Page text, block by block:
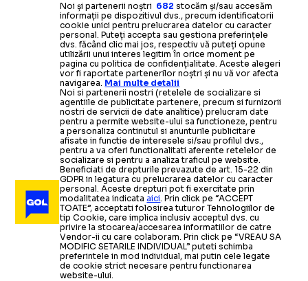
Noi și partenerii noștri 682 stocăm și/sau accesăm
informații pe dispozitivul dvs., precum identificatorii
cookie unici pentru prelucrarea datelor cu caracter
personal. Puteți accepta sau gestiona preferințele
dvs. făcând clic mai jos, respectiv vă puteți opune
utilizării unui interes legitim în orice moment pe
pagina cu politica de confidențialitate. Aceste alegeri
vor fi raportate partenerilor noștri și nu vă vor afecta
navigarea. Mai multe detalii
Noi si partenerii nostri (retelele de socializare si
agentiile de publicitate partenere, precum si furnizorii
nostri de servicii de date analitice) prelucram date
pentru a permite website-ului sa functioneze, pentru
a personaliza continutul si anunturile publicitare
afisate in functie de interesele si/sau profilul dvs.,
pentru a va oferi functionalitati aferente retelelor de
socializare si pentru a analiza traficul pe website.
Beneficiati de drepturile prevazute de art. 15-22 din
GDPR in legatura cu prelucrarea datelor cu caracter
personal. Aceste drepturi pot fi exercitate prin
modalitatea indicataaici. Prin click pe “ACCEPT
TOATE”, acceptati folosirea tuturor Tehnologiilor de
tip Cookie, care implica inclusiv acceptul dvs. cu
privire la stocarea/accesarea informatiilor de catre
Vendor-ii cu care colaboram. Prin click pe “VREAU SA
MODIFIC SETARILE INDIVIDUAL” puteti schimba
preferintele in mod individual, mai putin cele legate
de cookie strict necesare pentru functionarea
website-ului.